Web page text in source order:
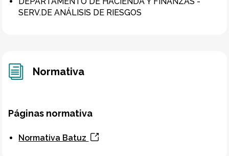
SERV.DE ANÁLISIS DE RIESGOS
Normativa
Páginas normativa
Normativa Batuz